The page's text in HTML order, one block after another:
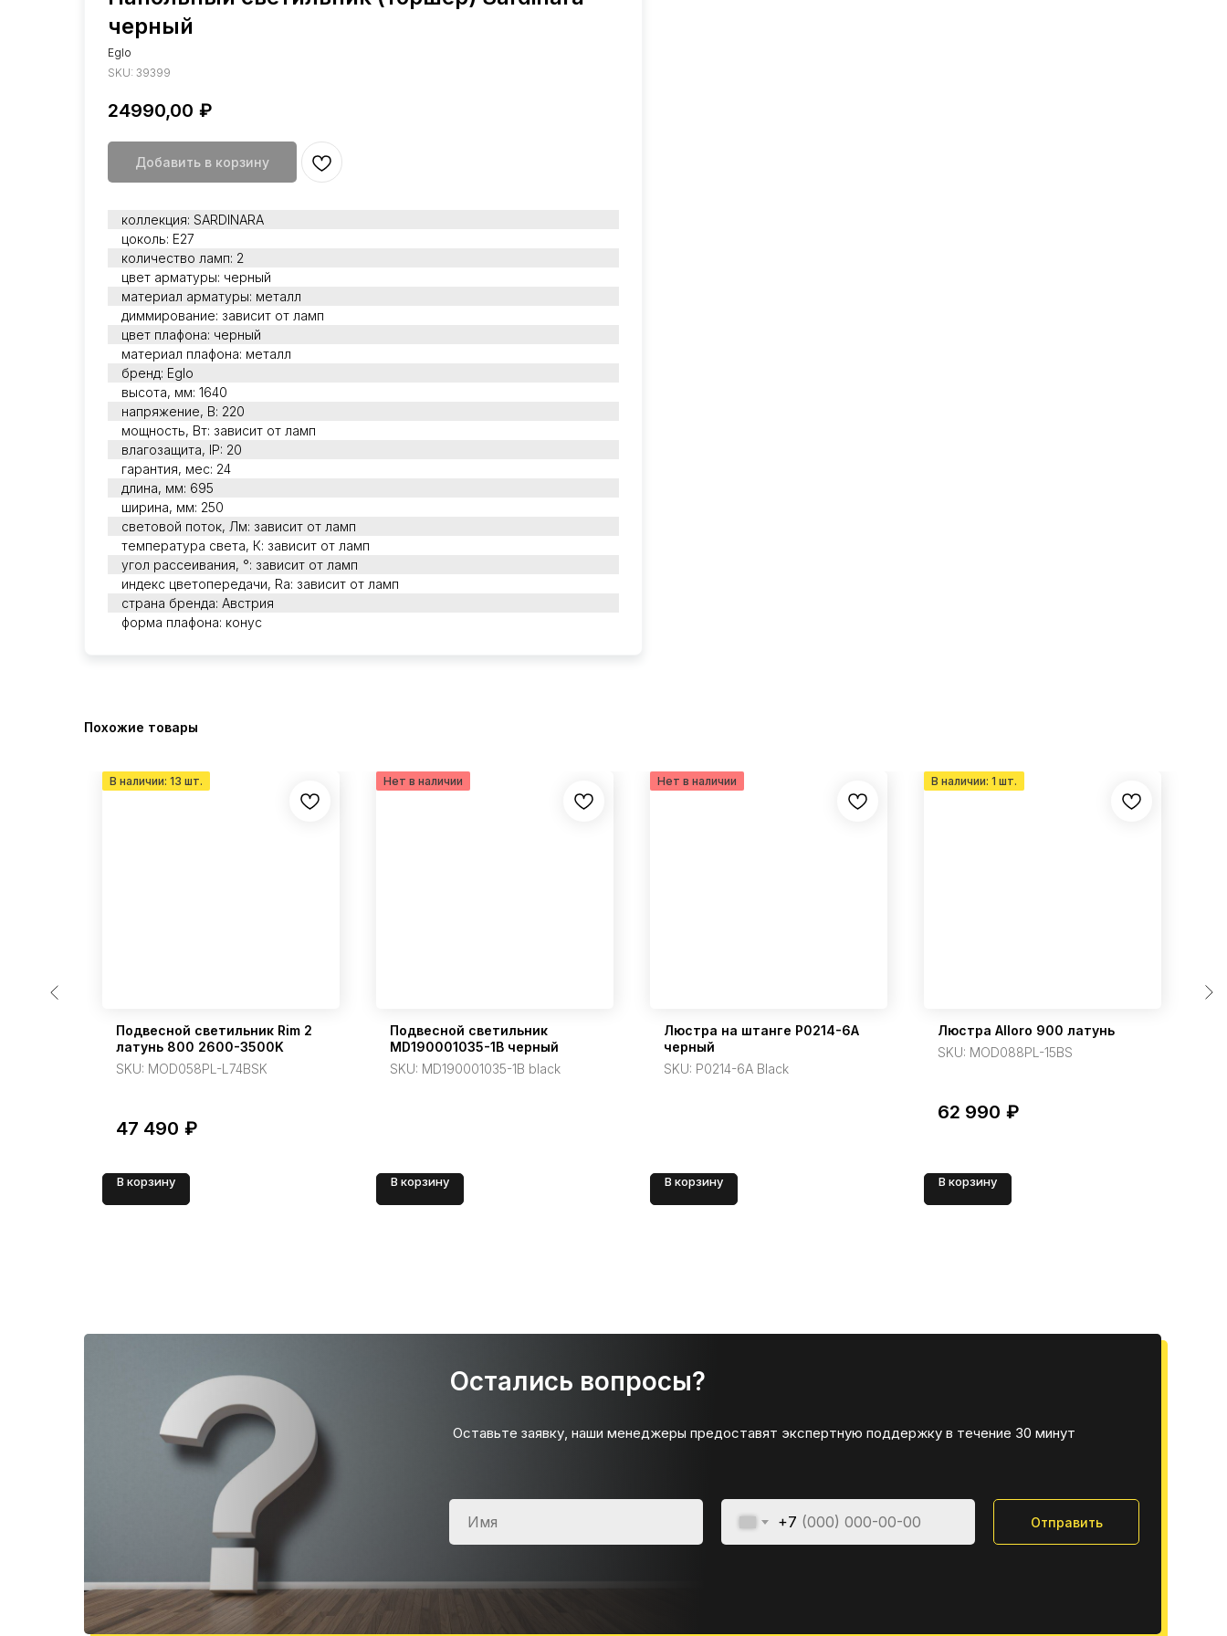
черный
Eglo
SKU: 39399
24990,00 ₽
Добавить в корзину
коллекция: SARDINARA
цоколь: E27
количество ламп: 2
цвет арматуры: черный
материал арматуры: металл
диммирование: зависит от ламп
цвет плафона: черный
материал плафона: металл
бренд: Eglo
высота, мм: 1640
напряжение, В: 220
мощность, Вт: зависит от ламп
влагозащита, IP: 20
гарантия, мес: 24
длина, мм: 695
ширина, мм: 250
световой поток, Лм: зависит от ламп
температура света, К: зависит от ламп
угол рассеивания, °: зависит от ламп
индекс цветопередачи, Ra: зависит от ламп
страна бренда: Австрия
форма плафона: конус
Похожие товары
Подвесной светильник Rim 2
латунь 800 2600-3500K
SKU: MOD058PL-L74BSK
47 490 ₽
В корзину
Подвесной светильник
MD190001035-1B черный
SKU: MD190001035-1B black
В корзину
Люстра на штанге P0214-6A
черный
SKU: P0214-6A Black
В корзину
Люстра Alloro 900 латунь
SKU: MOD088PL-15BS
62 990 ₽
В корзину
Остались вопросы?
+7 Отправить
Оставьте заявку, наши менеджеры предоставят экспертную поддержку в течение 30 минут